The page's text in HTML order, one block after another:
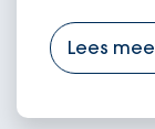
Lees